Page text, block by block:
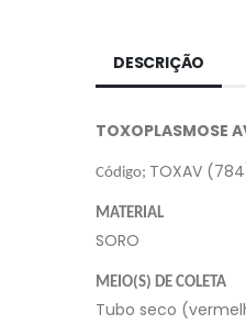
DESCRIÇÃO
TOXOPLASMOSE
Código; TOXAV
MATERIAL
SORO
MEIO(S) DE COLETA
Tubo seco